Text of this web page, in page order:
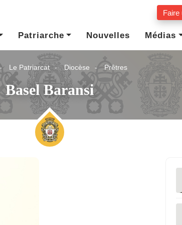
Patriarche Nouvelles Médias
Le Patriarcat Diocèse Prêtres
Basel Baransi